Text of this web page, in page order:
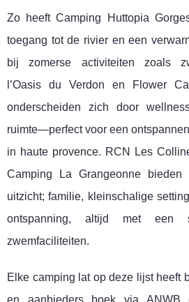
Zo heeft Camping Huttopia
toegang tot de rivier en een
bij zomerse activiteiten zoals
l’Oasis du Verdon en Flower
onderscheiden zich door
ruimte—perfect voor een
in haute provence. RCN Les
Camping La Grangeonne bieden
uitzicht; familie, kleinschalige
ontspanning, altijd met een
zwemfaciliteiten.
Elke camping lat op deze lijst heeft
en aanbieders boek via ANWB